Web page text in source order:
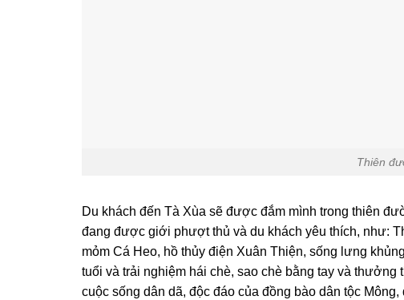
Thiên
Du khách đến Tà Xùa sẽ được đắm mình trong thiên
đang được giới phượt thủ và du khách yêu thích, như:
mỏm Cá Heo, hồ thủy điện Xuân Thiện, sống lưng
tuổi và trải nghiệm hái chè, sao chè bằng tay và
cuộc sống dân dã, độc đáo của đồng bào dân tộc